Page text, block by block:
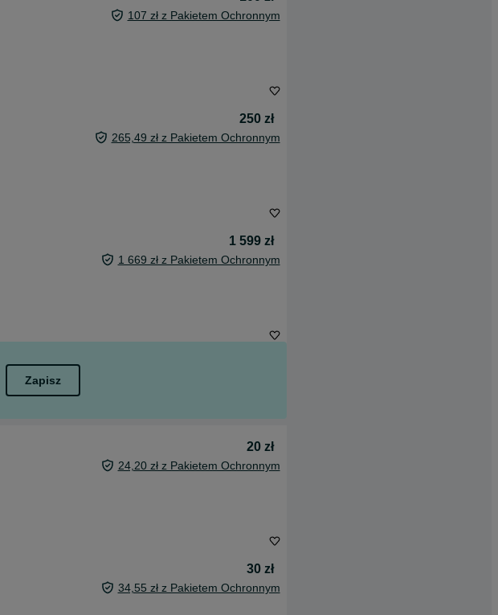
107 zł z Pakietem Ochronnym
250 zł
265,49 zł z Pakietem Ochronnym
1 599 zł
1 669 zł z Pakietem Ochronnym
Zapisz
20 zł
24,20 zł z Pakietem Ochronnym
30 zł
34,55 zł z Pakietem Ochronnym